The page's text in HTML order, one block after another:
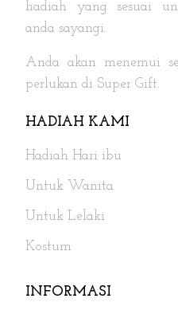
hadiah yang sesuai
anda sayangi.
Anda akan menemui
perlukan di Super Gift.
HADIAH KAMI
Hadiah Hari ibu
Untuk Wanita
Untuk Lelaki
Kostum
INFORMASI